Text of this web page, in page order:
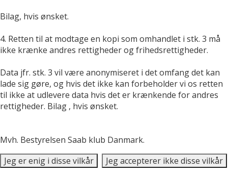
Bilag, hvis ønsket.
4. Retten til at modtage en kopi som omhandlet i stk. 3 må
ikke krænke andres rettigheder og frihedsrettigheder.
Data jfr. stk. 3 vil være anonymiseret i det omfang det kan
lade sig gøre, og hvis det ikke kan forbeholder vi os retten
til ikke at udlevere data hvis det er krænkende for andres
rettigheder. Bilag , hvis ønsket.
Mvh. Bestyrelsen Saab klub Danmark.